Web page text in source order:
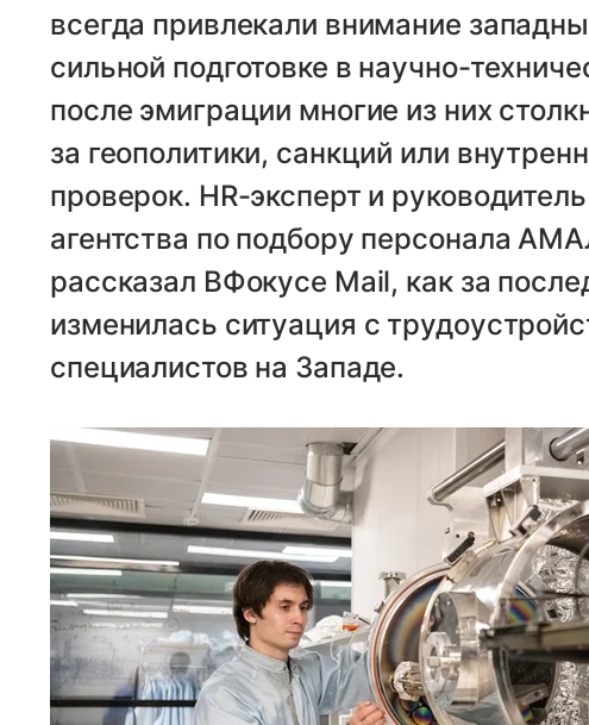
всегда привлекали внимание
сильной подготовке в научно-
после эмиграции многие из них
за геополитики, санкций или
проверок. HR-эксперт и
агентства по подбору персонала
рассказал ВФокусе Mail, как за
изменилась ситуация с
специалистов на Западе.